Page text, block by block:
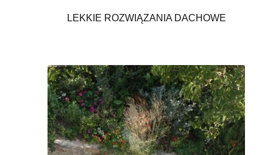
LEKKIE ROZWIĄZANIA DACHOWE